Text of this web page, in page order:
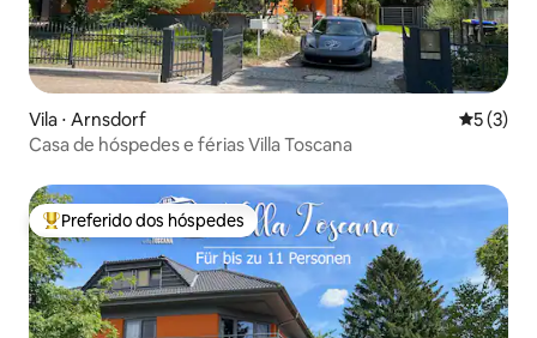
Vila ⋅ Arnsdorf 5 de
5 (3)
Casa de hóspedes e férias Villa Toscana
Entre os melhores preferidos dos hóspedes
Preferido dos hóspedes